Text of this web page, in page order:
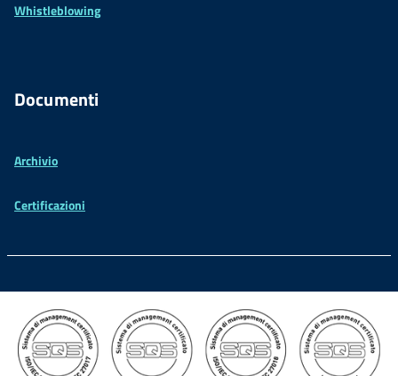
Whistleblowing
Documenti
Archivio
Certificazioni